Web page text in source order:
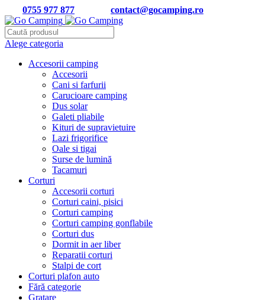
0755 977 877 contact@gocamping.ro
Alege categoria
Accesorii camping
Accesorii
Cani si farfurii
Carucioare camping
Dus solar
Galeti pliabile
Kituri de supravietuire
Lazi frigorifice
Oale si tigai
Surse de lumină
Tacamuri
Corturi
Accesorii corturi
Corturi caini, pisici
Corturi camping
Corturi camping gonflabile
Corturi dus
Dormit in aer liber
Reparatii corturi
Stalpi de cort
Corturi plafon auto
Fără categorie
Gratare